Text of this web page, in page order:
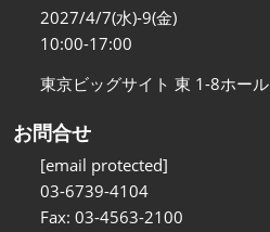
2027/4/7(水)-9(金)
10:00-17:00
東京ビッグサイト 東 1-8ホール
お問合せ
[email protected]
03-6739-4104
Fax: 03-4563-2100